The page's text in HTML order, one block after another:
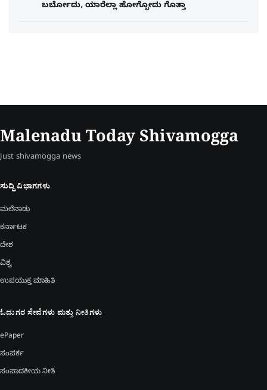
ಬರ್ಬೋದು, ಯಾರೆಲ್ಲಾ ಹೋಗ್ಬೋದು ಗೊತ್ತಾ
Malenadu Today Shivamogga
Just shivamogga news
ಸುದ್ದಿ ವಿಭಾಗಗಳು
ಮಲೆನಾಡು
ಕರ್ನಾಟಕ
ದೇಶ
ವಿಶ್ವ
ಉಪಯುಕ್ತ ಮಾಹಿತಿ
ಓದುಗರ ಸೇವೆಗಳು ಮತ್ತು ನೀತಿಗಳು
ePaper
ಸಂಪರ್ಕ
ಸಂಪಾದಕೀಯ ನೀತಿ